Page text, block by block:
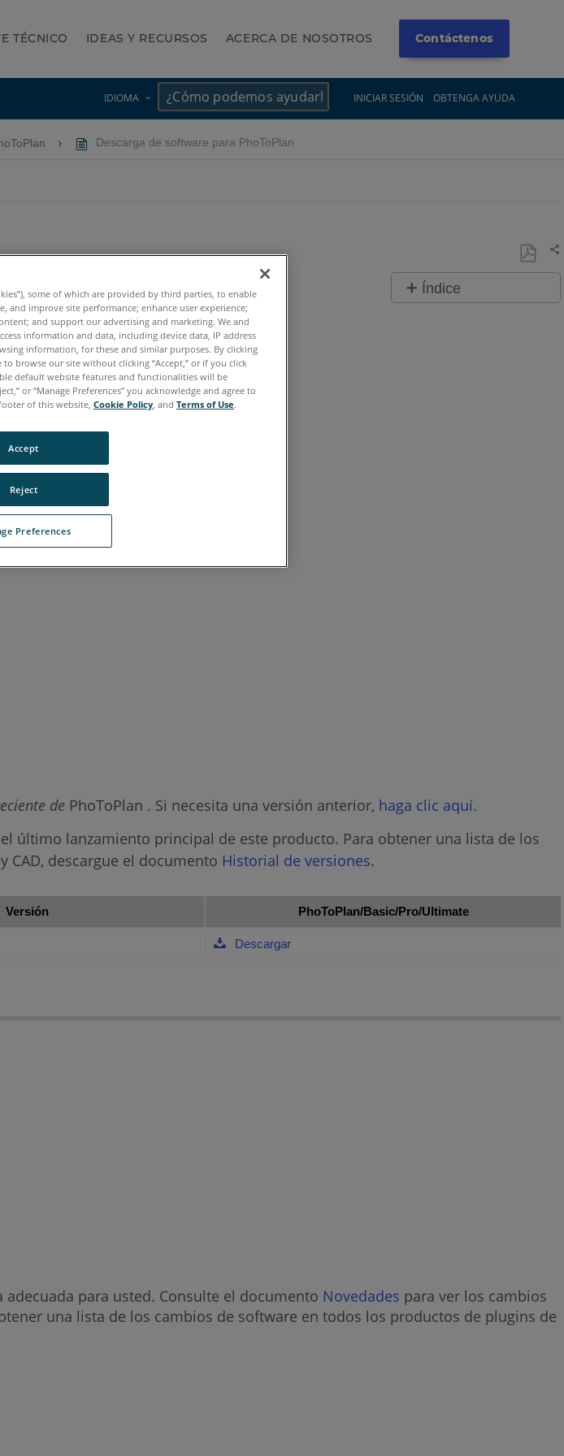
TÉCNICO IDEAS Y RECURSOS ACERCA DE NOSOTROS Contáctenos
IDIOMA INICIAR SESIÓN OBTENGA AYUDA
×
Descarga de software para PhoToPlan
Índice
de PhoToPlan . Si necesita una versión anterior, haga clic aquí.
último lanzamiento principal de este producto. Para obtener una lista de los
descargue el documento Historial de versiones.
Versión PhoToPlan/Basic/Pro/Ultimate
Descargar
adecuada para usted. Consulte el documento Novedades para ver los cambios
una lista de los cambios de software en todos los productos de plugins de
some of which are provided by third parties, to enable
and improve site performance; enhance user experience;
and support our advertising and marketing. We and
information and data, including device data, IP address
information, for these and similar purposes. By clicking
browse our site without clicking “Accept,” or if you click
default website features and functionalities will be
or “Manage Preferences” you acknowledge and agree to
of this website, Cookie Policy , and Terms of Use.
Preferences
Reject
Accept